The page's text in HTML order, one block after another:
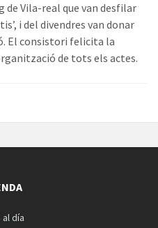
de Vila-real que van desfilar
i del divendres van donar
El consistori felicita la
de tots els actes.
día